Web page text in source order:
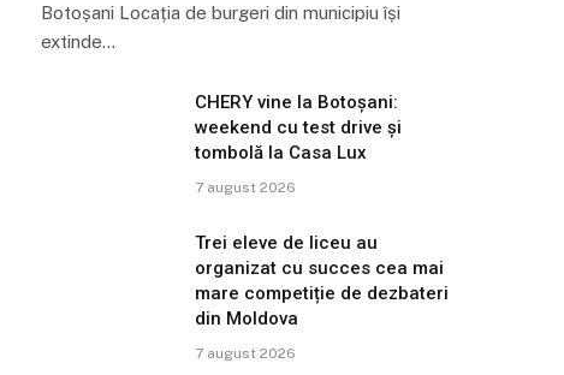
Botoșani Locația de burgeri din municipiu își
extinde…
CHERY vine la Botoșani:
weekend cu test drive și
tombolă la Casa Lux
7 august 2026
Trei eleve de liceu au
organizat cu succes cea mai
mare competiție de dezbateri
din Moldova
7 august 2026